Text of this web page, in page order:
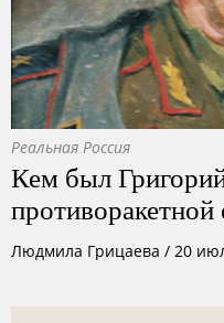
Реальная Россия
Кем был
Людмила Грицаева / 20